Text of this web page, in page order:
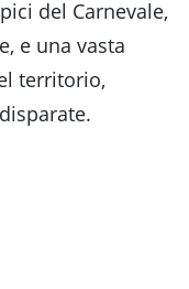
del Carnevale,
e una vasta
territorio,